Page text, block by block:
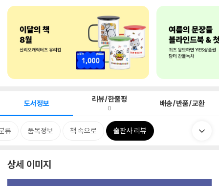
도서정보 리뷰/한줄평
0 배송/반품/교환
류 품목정보 책 속으로 출판사 리뷰
상세 이미지